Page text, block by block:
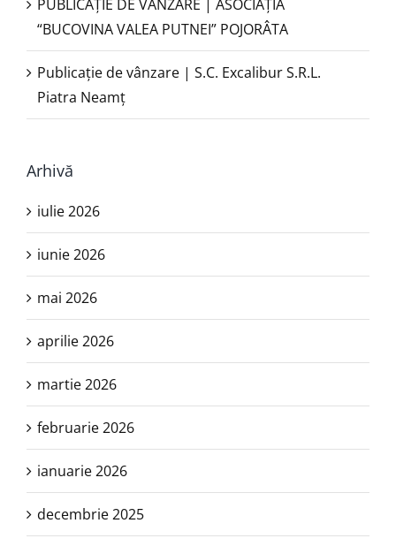
PUBLICAŢIE DE VÂNZARE | ASOCIAȚIA
“BUCOVINA VALEA PUTNEI” POJORÂTA
Publicație de vânzare | S.C. Excalibur S.R.L.
Piatra Neamţ
Arhivă
iulie 2026
iunie 2026
mai 2026
aprilie 2026
martie 2026
februarie 2026
ianuarie 2026
decembrie 2025